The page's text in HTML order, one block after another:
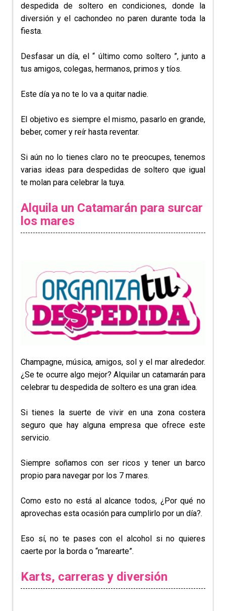
despedida de soltero en condiciones, donde la
diversión y el cachondeo no paren durante toda la
fiesta.
Desfasar un día, el “ último como soltero ”, junto a
tus amigos, colegas, hermanos, primos y tíos.
Este día ya no te lo va a quitar nadie.
El objetivo es siempre el mismo, pasarlo en grande,
beber, comer y reír hasta reventar.
Si aún no lo tienes claro no te preocupes, tenemos
varias ideas para despedidas de soltero que igual
te molan para celebrar la tuya.
Alquila un Catamarán para surcar
los mares
Champagne, música, amigos, sol y el mar alrededor.
¿Se te ocurre algo mejor? Alquilar un catamarán para
celebrar tu despedida de soltero es una gran idea.
Si tienes la suerte de vivir en una zona costera
seguro que hay alguna empresa que ofrece este
servicio.
Siempre soñamos con ser ricos y tener un barco
propio para navegar por los 7 mares.
Como esto no está al alcance todos, ¿Por qué no
aprovechas esta ocasión para cumplirlo por un día?.
Eso sí, no te pases con el alcohol si no quieres
caerte por la borda o “marearte”.
Karts, carreras y diversión